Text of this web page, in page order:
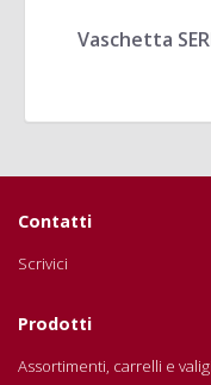
Vaschetta
Contatti
Scrivici
Prodotti
Assortimenti, carrelli e